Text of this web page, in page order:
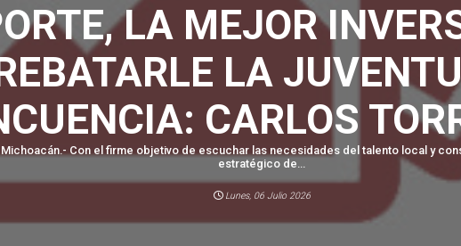
LA MEJOR
LA
CARLOS
Michoacán.- Con el firme objetivo de escuchar las necesidades del talento local y
estratégico de...
Lunes, 06 Julio 2026